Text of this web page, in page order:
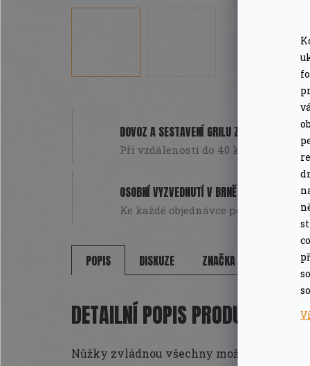
DOVOZ A SESTAVENÍ GRILU ZDARMA
Při vzdálenosti do 40 km od Brna.
OSOBNÍ VYZVEDNUTÍ V BRNĚ
Ke každé objednávce poukázka na
POPIS DISKUZE ZNAČKA
DETAILNÍ POPIS PRODUKTU
Nůžky zvládnou všechny možné úkoly,